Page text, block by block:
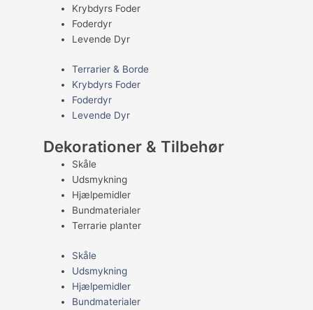
Krybdyrs Foder
Foderdyr
Levende Dyr
Terrarier & Borde
Krybdyrs Foder
Foderdyr
Levende Dyr
Dekorationer & Tilbehør
Skåle
Udsmykning
Hjælpemidler
Bundmaterialer
Terrarie planter
Skåle
Udsmykning
Hjælpemidler
Bundmaterialer